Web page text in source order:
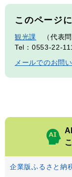
このページ
観光課
代表
Tel：0553-22-
メールでのお問
企業版ふるさと納